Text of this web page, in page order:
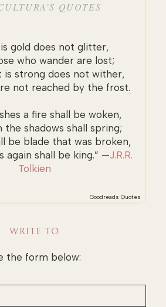
QUOTES
gold does not glitter,
who wander are lost;
is strong does not wither,
not reached by the frost.
a fire shall be woken,
shadows shall spring;
be blade that was broken,
again shall be king.” —J.R.R.
Tolkien
Goodreads Quotes
WRITE TO
the form below: